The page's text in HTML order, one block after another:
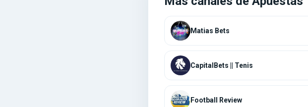
CapitalBets || Tenis
Football Review